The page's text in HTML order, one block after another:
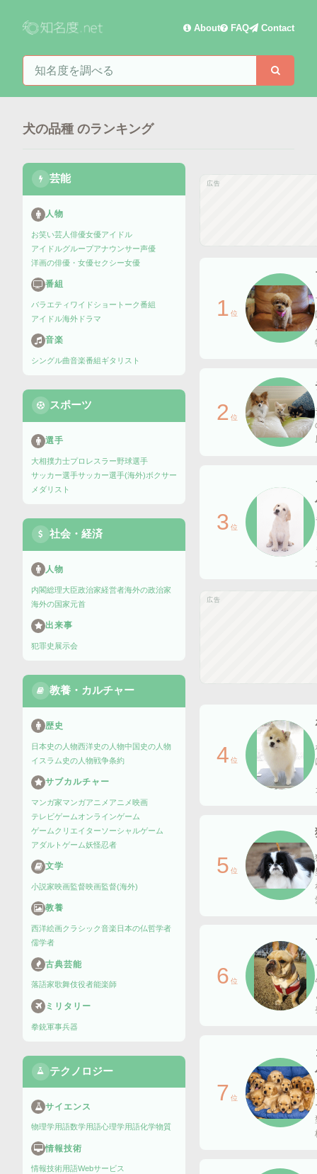
About FAQ Contact
知名度を検索
犬の品種 のランキング
芸能
人物
お笑い芸人 俳優女優アイドル
アイドルグループアナウンサー声優
洋画の俳優・女優セクシー女優
番組
バラエティ ワイドショー トーク番組
アイドル海外ドラマ
音楽
シングル曲音楽番組ギタリスト
スポーツ
選手
大相撲力士プロレスラー野球選手
サッカー選手サッカー選手(海外)ボクサー
メダリスト
社会・経済
人物
内閣総理大臣政治家経営者海外の政治家
海外の国家元首
出来事
犯罪史 展示会
教養・カルチャー
歴史
日本史の人物西洋史の人物中国史の人物
イスラム史の人物戦争条約
サブカルチャー
マンガ家マンガアニメ アニメ映画
テレビゲームオンラインゲーム
ゲームクリエイターソーシャルゲーム
アダルトゲーム妖怪忍者
文学
小説家映画監督映画監督(海外)
教養
西洋絵画クラシック音楽 日本の仏哲学者
儒学者
古典芸能
落語家歌舞伎役者能楽師
ミリタリー
拳銃軍事兵器
テクノロジー
サイエンス
物理学用語数学用語心理学用語化学物質
情報技術
情報技術用語Webサービス
広告
1 位
2 位
3 位
広告
4 位
5 位
6 位
7 位